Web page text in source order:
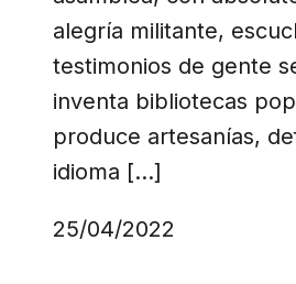
alegría militante,
testimonios de gente
inventa bibliotecas
produce artesanías,
idioma […]
25/04/2022